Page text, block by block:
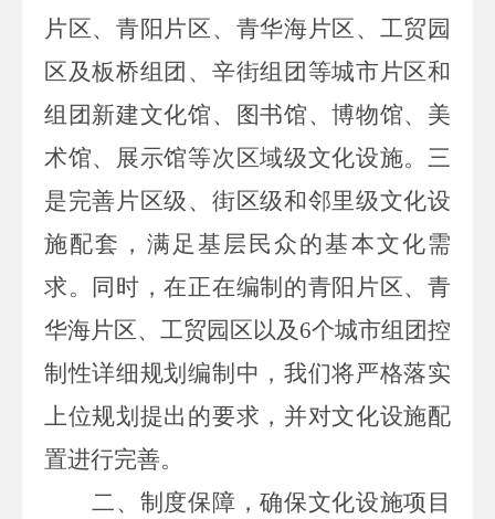
片区、青阳片区、青华海片区、工贸园
区及板桥组团、辛街组团等城市片区和
组团新建文化馆、图书馆、博物馆、美
术馆、展示馆等次区域级文化设施。三
是完善片区级、街区级和邻里级文化设
施配套，满足基层民众的基本文化需
求。同时，在正在编制的青阳片区、青
华海片区、工贸园区以及 6个城市组团控
制性详细规划编制中，我们将严格落实
上位规划提出的要求，并对文化设施配
置进行完善。
二、制度保障，确保文化设施项目